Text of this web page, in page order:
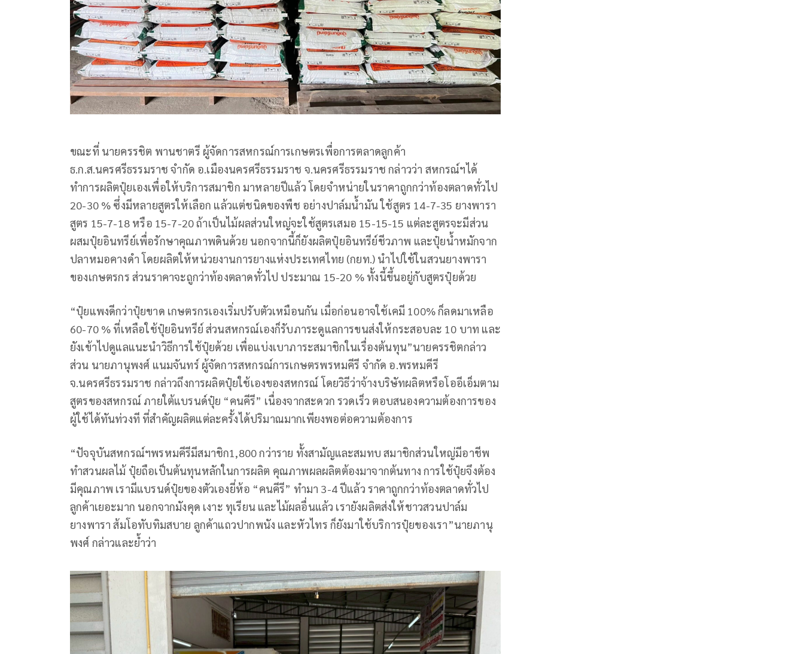
ขณะที่ นายครรชิต พานชาตรี ผู้จัดการสหกรณ์การเกษตรเพื่อการตลาดลูกค้า
ธ.ก.ส.นครศรีธรรมราช จำกัด อ.เมืองนครศรีธรรมราช จ.นครศรีธรรมราช กล่าวว่า สหกรณ์ฯได้
ทำการผลิตปุ๋ยเองเพื่อให้บริการสมาชิก มาหลายปีแล้ว โดยจำหน่ายในราคาถูกกว่าท้องตลาดทั่วไป
20-30 % ซึ่งมีหลายสูตรให้เลือก แล้วแต่ชนิดของพืช อย่างปาล์มน้ำมัน ใช้สูตร 14-7-35 ยางพารา
สูตร 15-7-18 หรือ 15-7-20 ถ้าเป็นไม้ผลส่วนใหญ่จะใช้สูตรเสมอ 15-15-15 แต่ละสูตรจะมีส่วน
ผสมปุ๋ยอินทรีย์เพื่อรักษาคุณภาพดินด้วย นอกจากนี้ก็ยังผลิตปุ๋ยอินทรีย์ชีวภาพ และปุ๋ยน้ำหมักจาก
ปลาหมอคางดำ โดยผลิตให้หน่วยงานการยางแห่งประเทศไทย (กยท.) นำไปใช้ในสวนยางพารา
ของเกษตรกร ส่วนราคาจะถูกว่าท้องตลาดทั่วไป ประมาณ 15-20 % ทั้งนี้ขึ้นอยู่กับสูตรปุ๋ยด้วย
“ปุ๋ยแพงดีกว่าปุ๋ยขาด เกษตรกรเองเริ่มปรับตัวเหมือนกัน เมื่อก่อนอาจใช้เคมี 100% ก็ลดมาเหลือ
60-70 % ที่เหลือใช้ปุ๋ยอินทรีย์ ส่วนสหกรณ์เองก็รับภาระดูแลการขนส่งให้กระสอบละ 10 บาท และ
ยังเข้าไปดูแลแนะนำวิธีการใช้ปุ๋ยด้วย เพื่อแบ่งเบาภาระสมาชิกในเรื่องต้นทุน”นายครรชิตกล่าว
ส่วน นายภานุพงศ์ แนมจันทร์ ผู้จัดการสหกรณ์การเกษตรพรหมคีรี จำกัด อ.พรหมคีรี
จ.นครศรีธรรมราช กล่าวถึงการผลิตปุ๋ยใช้เองของสหกรณ์ โดยวิธีว่าจ้างบริษัทผลิตหรือโออีเอ็มตาม
สูตรของสหกรณ์ ภายใต้แบรนด์ปุ๋ย “คนคีรี” เนื่องจากสะดวก รวดเร็ว ตอบสนองความต้องการของ
ผู้ใช้ได้ทันท่วงที ที่สำคัญผลิตแต่ละครั้งได้ปริมาณมากเพียงพอต่อความต้องการ
“ปัจจุบันสหกรณ์ฯพรหมคีรีมีสมาชิก1,800 กว่าราย ทั้งสามัญและสมทบ สมาชิกส่วนใหญ่มีอาชีพ
ทำสวนผลไม้ ปุ๋ยถือเป็นต้นทุนหลักในการผลิต คุณภาพผลผลิตต้องมาจากต้นทาง การใช้ปุ๋ยจึงต้อง
มีคุณภาพ เรามีแบรนด์ปุ๋ยของตัวเองยี่ห้อ “คนคีรี” ทำมา 3-4 ปีแล้ว ราคาถูกกว่าท้องตลาดทั่วไป
ลูกค้าเยอะมาก นอกจากมังคุด เงาะ ทุเรียน และไม้ผลอื่นแล้ว เรายังผลิตส่งให้ชาวสวนปาล์ม
ยางพารา ส้มโอทับทิมสบาย ลูกค้าแถวปากพนัง และหัวไทร ก็ยังมาใช้บริการปุ๋ยของเรา”นายภานุ
พงศ์ กล่าวและย้ำว่า